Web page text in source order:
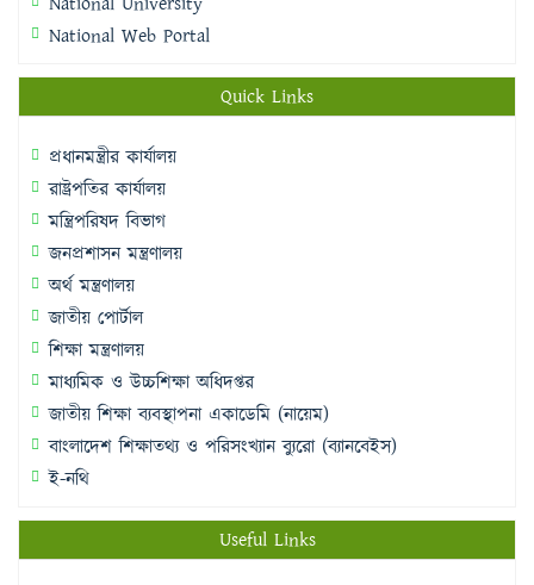
National Web Portal
Quick Links
প্রধানমন্ত্রীর কার্যালয়
রাষ্ট্রপতির কার্যালয়
মন্ত্রিপরিষদ বিভাগ
জনপ্রশাসন মন্ত্রণালয়
অর্থ মন্ত্রণালয়
জাতীয় পোর্টাল
শিক্ষা মন্ত্রণালয়
মাধ্যমিক ও উচ্চশিক্ষা অধিদপ্তর
জাতীয় শিক্ষা ব্যবস্থাপনা একাডেমি (নায়েম)
বাংলাদেশ শিক্ষাতথ্য ও পরিসংখ্যান ব্যুরো (ব্যানবেইস)
ই-নথি
Useful Links